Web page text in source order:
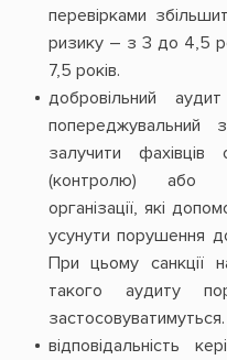
перевірками
ризику – з 3 до 4,5
7,5 років.
добровільний
попереджувальний
залучити фахівців
(контролю) або
організації, які
усунути порушення
При цьому санкції
такого аудиту
застосовуватимуться.
відповідальність